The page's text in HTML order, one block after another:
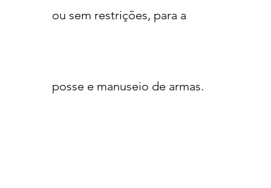
ou sem restrições, para a
posse e manuseio de armas.